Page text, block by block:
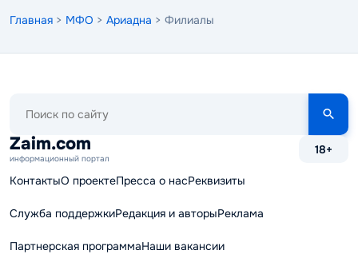
Главная > МФО > Ариадна > Филиалы
сайту
Zaim.com
информационный портал
18+
КонтактыО проектеПресса о насРеквизиты
Служба поддержкиРедакция и авторыРеклама
Партнерская программаНаши вакансии